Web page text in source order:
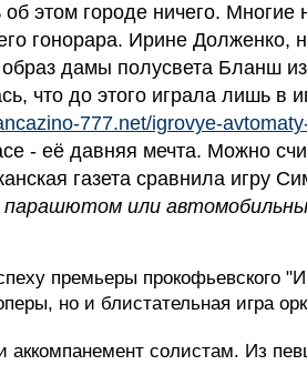
этом городе ничего.
гонорара. Ирине Долженко,
дамы полусвета Бланш
что до этого играла лишь в
777.net/igrovye-
- её давняя мечта. Можно
газета сравнила игру
или
премьеры прокофьевского
но и блистательная игра
солистам. Из